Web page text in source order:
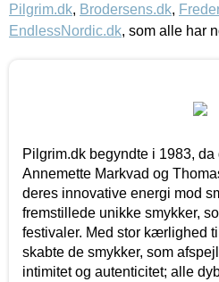
Pilgrim.dk, Brodersens.dk,
EndlessNordic.dk, som alle har
Pilgrim.dk begyndte i 1983, da
Annemette Markvad og
deres innovative energi mod
fremstillede unikke smykker,
festivaler. Med stor kærlighed
skabte de smykker, som
intimitet og autenticitet; alle